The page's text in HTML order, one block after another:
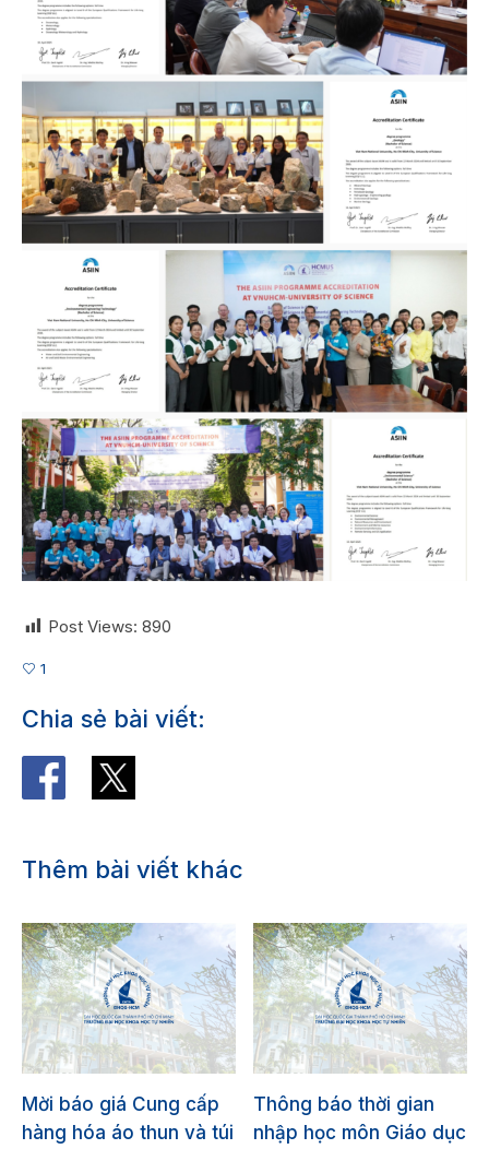
Post Views: 890
1
Chia sẻ bài viết:
Thêm bài viết khác
Mời báo giá Cung cấp
hàng hóa áo thun và túi
Thông báo thời gian
nhập học môn Giáo dục